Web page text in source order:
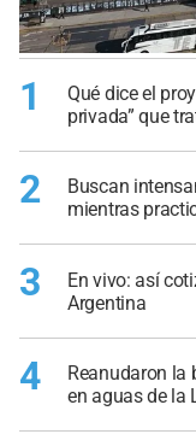
1
Qué dice el
privada” que
2
Buscan
mientras
3
En vivo: así
Argentina
4
Reanudaron la
en aguas de la